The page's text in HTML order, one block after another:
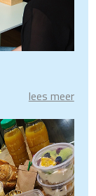
lees meer